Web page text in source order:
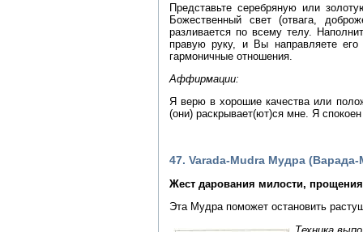
Представьте серебряную или
Божественный свет (отвага,
разливается по всему телу.
правую руку, и Вы направляете
гармоничные отношения.
Аффирмации:
Я верю в хорошие качества или
(они) раскрывает(ют)ся мне. Я
47. Varada-Mudra Мудра
Жест дарования милости,
Эта Мудра поможет остановить